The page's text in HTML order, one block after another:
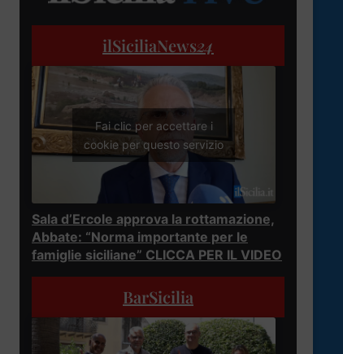
ilSiciliaNews24
Fai clic per accettare i
cookie per questo servizio
Sala d’Ercole approva la rottamazione,
Abbate: “Norma importante per le
famiglie siciliane” CLICCA PER IL VIDEO
BarSicilia